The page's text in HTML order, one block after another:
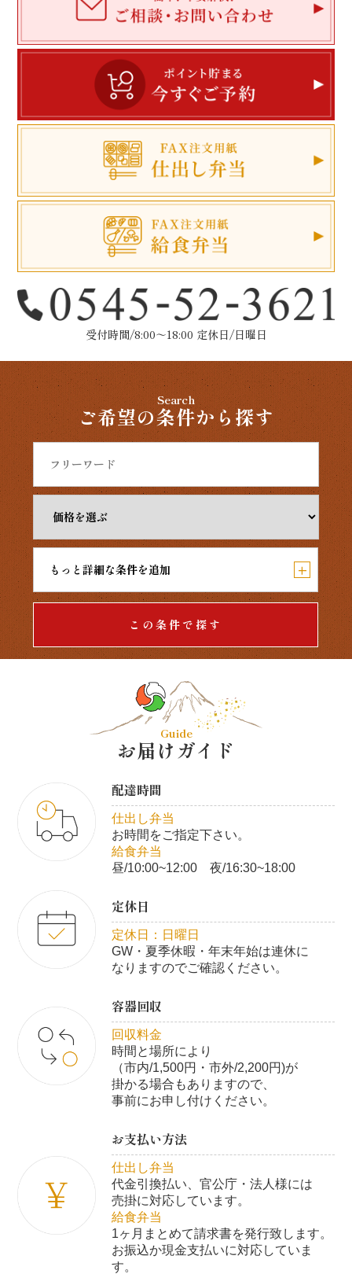
受付時間/8:00～18:00 定休日/日曜日
Search
ご希望の条件から探す
もっと詳細な条件を追加 +
この条件で探す
Guide
お届けガイド
配達時間
仕出し弁当
お時間をご指定下さい。
給食弁当
昼/10:00~12:00 夜/16:30~18:00
定休日
定休日：日曜日
GW・夏季休暇・年末年始は連休に
なりますのでご確認ください。
容器回収
回収料金
時間と場所により
（市内/1,500円・市外/2,200円)が
掛かる場合もありますので、
事前にお申し付けください。
お支払い方法
仕出し弁当
代金引換払い、官公庁・法人様には
売掛に対応しています。
給食弁当
1ヶ月まとめて請求書を発行致します。
お振込か現金支払いに対応していま
す。